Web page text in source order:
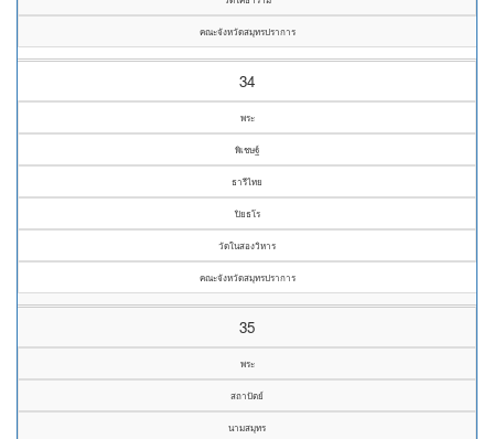
คณะจังหวัดสมุทรปราการ
34
พระ
พิเชษฐ์
ธารีไทย
ปิยธโร
วัดในสองวิหาร
คณะจังหวัดสมุทรปราการ
35
พระ
สถาปัตย์
นามสมุทร